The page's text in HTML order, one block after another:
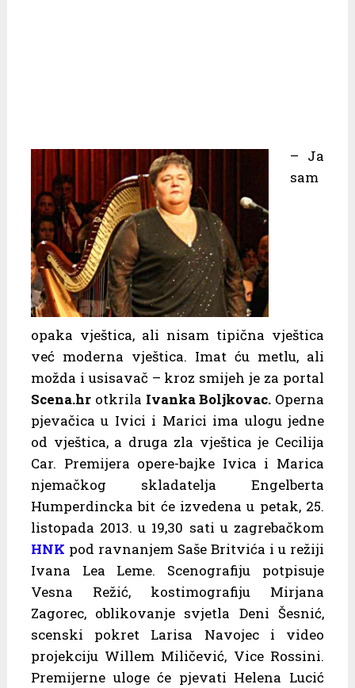
– Ja
sam
opaka vještica, ali nisam tipična vještica
već moderna vještica. Imat ću metlu, ali
možda i usisavač – kroz smijeh je za portal
Scena.hrotkrila Ivanka Boljkovac. Operna
pjevačica u Ivici i Marici ima ulogu jedne
od vještica, a druga zla vještica je Cecilija
Car. Premijera opere-bajke Ivica i Marica
njemačkog skladatelja Engelberta
Humperdincka bit će izvedena u petak, 25.
listopada 2013. u 19,30 sati u zagrebačkom
HNK pod ravnanjem Saše Britvića i u režiji
Ivana Lea Leme. Scenografiju potpisuje
Vesna Režić, kostimografiju Mirjana
Zagorec, oblikovanje svjetla Deni Šesnić,
scenski pokret Larisa Navojec i video
projekciju Willem Miličević, Vice Rossini.
Premijerne uloge će pjevati Helena Lucić